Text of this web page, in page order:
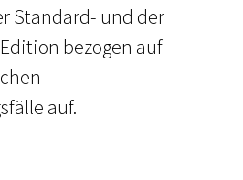
Standard- und der
bezogen auf
auf.